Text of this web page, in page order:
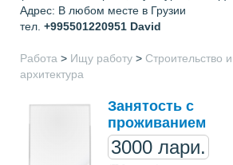
Адрес: В любом месте в Грузии
тел. +995501220951 David
Работа > Ищу работу > Строительство и
архитектура
Занятость с
проживанием
3000 лари.